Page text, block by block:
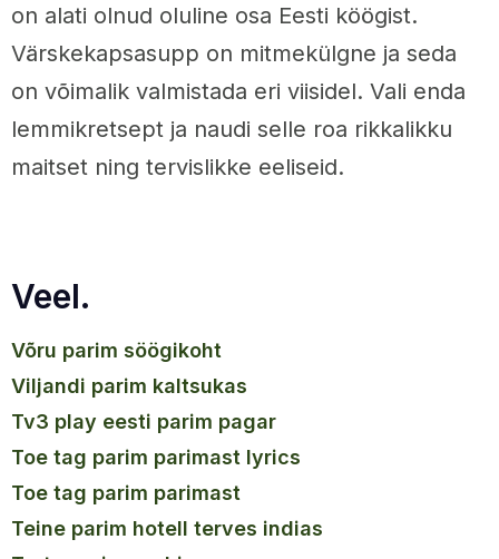
on alati olnud oluline osa Eesti köögist.
Värskekapsasupp on mitmekülgne ja seda
on võimalik valmistada eri viisidel. Vali enda
lemmikretsept ja naudi selle roa rikkalikku
maitset ning tervislikke eeliseid.
Veel.
võru parim söögikoht
viljandi parim kaltsukas
tv3 play eesti parim pagar
toe tag parim parimast lyrics
toe tag parim parimast
teine parim hotell terves indias